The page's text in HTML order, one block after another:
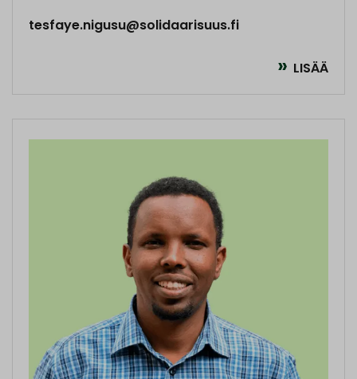
tesfaye.nigusu@solidaarisuus.fi
LISÄÄ